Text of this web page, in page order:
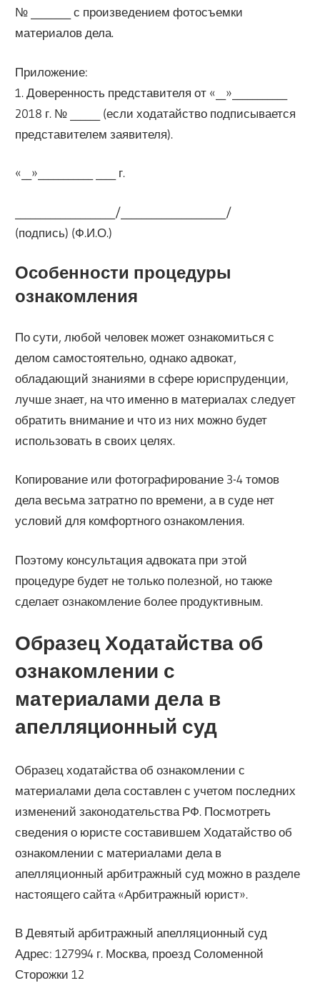
№ ________ с произведением фотосъемки
материалов дела.
Приложение:
1. Доверенность представителя от «__»___________
2018 г. № ______ (если ходатайство подписывается
представителем заявителя).
«__»___________ ____ г.
____________________/_____________________/
(подпись) (Ф.И.О.)
Особенности процедуры
ознакомления
По сути, любой человек может ознакомиться с
делом самостоятельно, однако адвокат,
обладающий знаниями в сфере юриспруденции,
лучше знает, на что именно в материалах следует
обратить внимание и что из них можно будет
использовать в своих целях.
Копирование или фотографирование 3-4 томов
дела весьма затратно по времени, а в суде нет
условий для комфортного ознакомления.
Поэтому консультация адвоката при этой
процедуре будет не только полезной, но также
сделает ознакомление более продуктивным.
Образец Ходатайства об
ознакомлении с
материалами дела в
апелляционный суд
Образец ходатайства об ознакомлении с
материалами дела составлен с учетом последних
изменений законодательства РФ. Посмотреть
сведения о юристе составившем Ходатайство об
ознакомлении с материалами дела в
апелляционный арбитражный суд можно в разделе
настоящего сайта «Арбитражный юрист».
В Девятый арбитражный апелляционный суд
Адрес: 127994 г. Москва, проезд Соломенной
Сторожки 12